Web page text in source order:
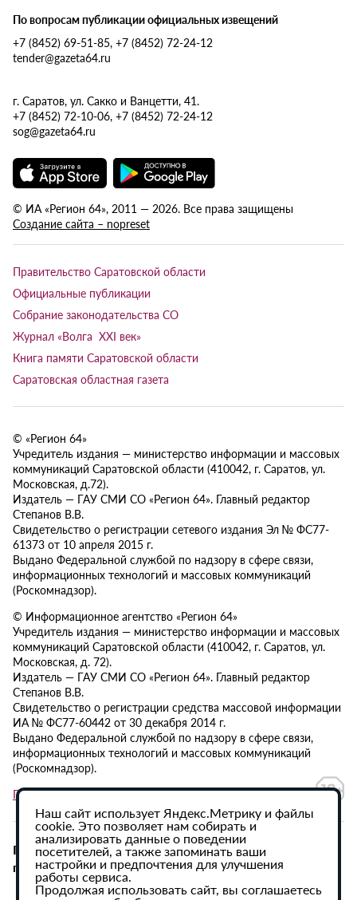
По вопросам публикации официальных извещений
+7 (8452) 69-51-85, +7 (8452) 72-24-12
tender@gazeta64.ru
г. Саратов, ул. Сакко и Ванцетти, 41.
+7 (8452) 72-10-06, +7 (8452) 72-24-12
sog@gazeta64.ru
© ИА «Регион 64», 2011 — 2026. Все права защищены
Создание сайта – nopreset
Правительство Саратовской области
Официальные публикации
Собрание законодательства СО
Журнал «Волга XXI век»
Книга памяти Саратовской области
Саратовская областная газета
© «Регион 64»
Учредитель издания — министерство информации и массовых
коммуникаций Саратовской области (410042, г. Саратов, ул.
Московская, д.72).
Издатель — ГАУ СМИ СО «Регион 64». Главный редактор
Степанов В.В.
Свидетельство о регистрации сетевого издания Эл № ФС77-
61373 от 10 апреля 2015 г.
Выдано Федеральной службой по надзору в сфере связи,
информационных технологий и массовых коммуникаций
(Роскомнадзор).
© Информационное агентство «Регион 64»
Учредитель издания — министерство информации и массовых
коммуникаций Саратовской области (410042, г. Саратов, ул.
Московская, д. 72).
Издатель — ГАУ СМИ СО «Регион 64». Главный редактор
Степанов В.В.
Свидетельство о регистрации средства массовой информации
ИА № ФС77-60442 от 30 декабря 2014 г.
Выдано Федеральной службой по надзору в сфере связи,
информационных технологий и массовых коммуникаций
(Роскомнадзор).
Политика в отношении обработки персональных данных
При использовании материалов сайта активная
гиперссылка на ИА «Регион 64» обязательна.
Наш сайт использует Яндекс.Метрику и файлы
cookie. Это позволяет нам собирать и
анализировать данные о поведении
посетителей, а также запоминать ваши
настройки и предпочтения для улучшения
работы сервиса.
Продолжая использовать сайт, вы соглашаетесь